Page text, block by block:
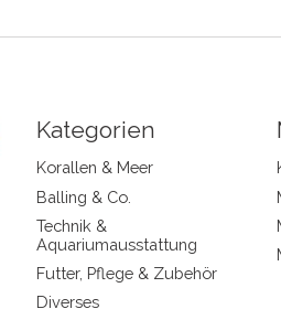
Kategorien
Korallen & Meer
Balling & Co.
Technik &
Aquariumausstattung
Futter, Pflege & Zubehör
Diverses